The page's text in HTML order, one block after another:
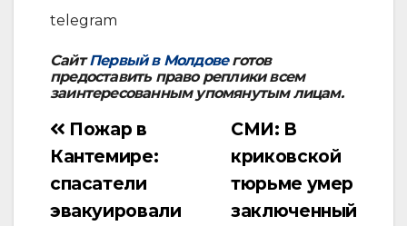
telegram
СайтПервый в Молдовеготов
предоставить право реплики всем
заинтересованным упомянутым лицам.
Навигация
по
СМИ: В
криковской
тюрьме умер
заключенный
Пожар в
Кантемире:
спасатели
эвакуировали